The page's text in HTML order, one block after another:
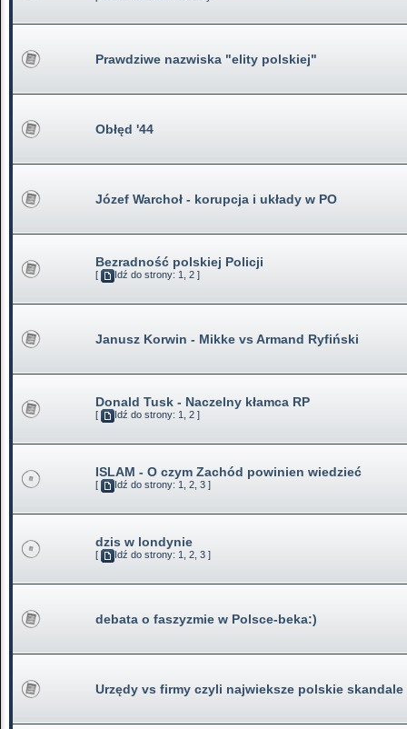
Prawdziwe nazwiska "elity polskiej"
Obłęd '44
Józef Warchoł - korupcja i układy w PO
Bezradność polskiej Policji
[ Idź do strony: 1, 2 ]
Janusz Korwin - Mikke vs Armand Ryfiński
Donald Tusk - Naczelny kłamca RP
[ Idź do strony: 1, 2 ]
ISLAM - O czym Zachód powinien wiedzieć
[ Idź do strony: 1, 2, 3 ]
dzis w londynie
[ Idź do strony: 1, 2, 3 ]
debata o faszyzmie w Polsce-beka:)
Urzędy vs firmy czyli najwieksze polskie skandale